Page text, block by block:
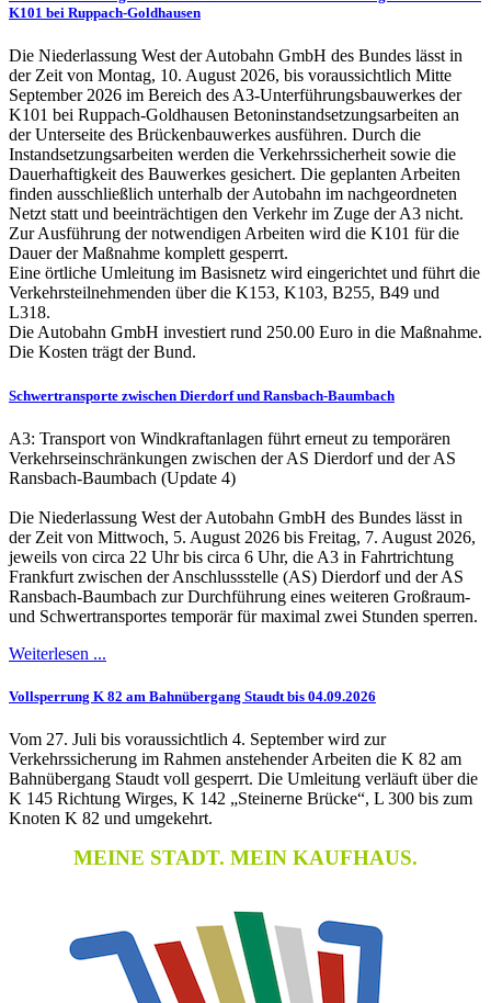
K101 bei Ruppach-Goldhausen
Die Niederlassung West der Autobahn GmbH des Bundes lässt in
der Zeit von Montag, 10. August 2026, bis voraussichtlich Mitte
September 2026 im Bereich des A3-Unterführungsbauwerkes der
K101 bei Ruppach-Goldhausen Betoninstandsetzungsarbeiten an
der Unterseite des Brückenbauwerkes ausführen. Durch die
Instandsetzungsarbeiten werden die Verkehrssicherheit sowie die
Dauerhaftigkeit des Bauwerkes gesichert. Die geplanten Arbeiten
finden ausschließlich unterhalb der Autobahn im nachgeordneten
Netzt statt und beeinträchtigen den Verkehr im Zuge der A3 nicht.
Zur Ausführung der notwendigen Arbeiten wird die K101 für die
Dauer der Maßnahme komplett gesperrt.
Eine örtliche Umleitung im Basisnetz wird eingerichtet und führt die
Verkehrsteilnehmenden über die K153, K103, B255, B49 und
L318.
Die Autobahn GmbH investiert rund 250.00 Euro in die Maßnahme.
Die Kosten trägt der Bund.
Schwertransporte zwischen Dierdorf und Ransbach-Baumbach
A3: Transport von Windkraftanlagen führt erneut zu temporären
Verkehrseinschränkungen zwischen der AS Dierdorf und der AS
Ransbach-Baumbach (Update 4)
Die Niederlassung West der Autobahn GmbH des Bundes lässt in
der Zeit von Mittwoch, 5. August 2026 bis Freitag, 7. August 2026,
jeweils von circa 22 Uhr bis circa 6 Uhr, die A3 in Fahrtrichtung
Frankfurt zwischen der Anschlussstelle (AS) Dierdorf und der AS
Ransbach-Baumbach zur Durchführung eines weiteren Großraum-
und Schwertransportes temporär für maximal zwei Stunden sperren.
Weiterlesen ...
Vollsperrung K 82 am Bahnübergang Staudt bis 04.09.2026
Vom 27. Juli bis voraussichtlich 4. September wird zur
Verkehrssicherung im Rahmen anstehender Arbeiten die K 82 am
Bahnübergang Staudt voll gesperrt. Die Umleitung verläuft über die
K 145 Richtung Wirges, K 142 „Steinerne Brücke“, L 300 bis zum
Knoten K 82 und umgekehrt.
MEINE STADT. MEIN KAUFHAUS.